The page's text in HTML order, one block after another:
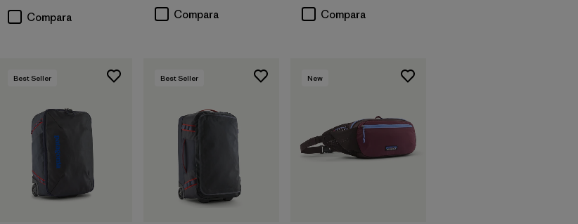
Compara Compara Compara
Agregar a la
Bolsa
Best Seller
Agregar a la
Bolsa
Best Seller New